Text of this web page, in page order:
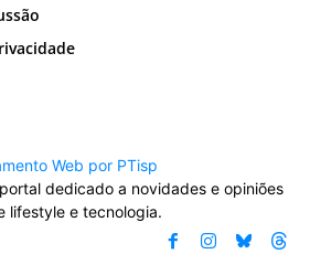
Web por PTisp
dedicado a novidades e opiniões
lifestyle e tecnologia.